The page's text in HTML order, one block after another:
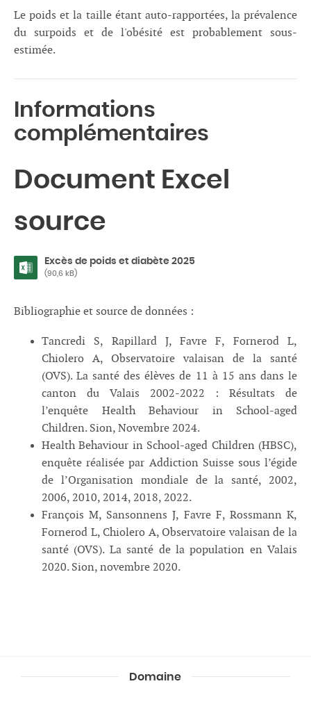
Le poids et la taille étant auto-rapportées, la prévalence
du surpoids et de l'obésité est probablement sous-
estimée.
Informations
complémentaires
Document Excel
source
Excès de poids et diabète 2025
(90,6 kB)
Bibliographie et source de données :
Tancredi S, Rapillard J, Favre F, Fornerod L,
Chiolero A, Observatoire valaisan de la santé
(OVS). La santé des élèves de 11 à 15 ans dans le
canton du Valais 2002-2022 : Résultats de
l’enquête Health Behaviour in School-aged
Children. Sion, Novembre 2024.
Health Behaviour in School-aged Children (HBSC),
enquête réalisée par Addiction Suisse sous l’égide
de l’Organisation mondiale de la santé, 2002,
2006, 2010, 2014, 2018, 2022.
François M, Sansonnens J, Favre F, Rossmann K,
Fornerod L, Chiolero A, Observatoire valaisan de la
santé (OVS). La santé de la population en Valais
2020. Sion, novembre 2020.
Domaine